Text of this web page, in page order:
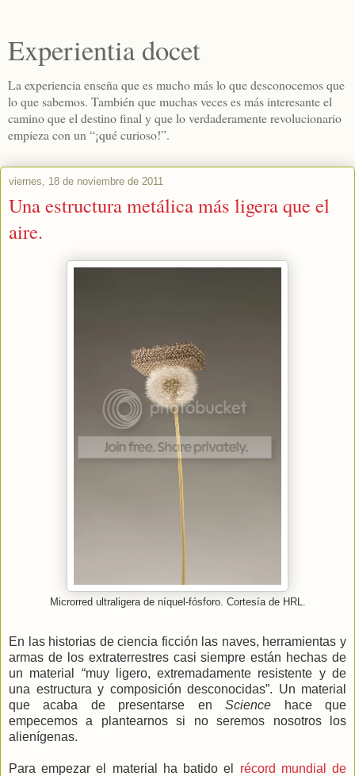
Experientia docet
La experiencia enseña que es mucho más lo que desconocemos que
lo que sabemos. También que muchas veces es más interesante el
camino que el destino final y que lo verdaderamente revolucionario
empieza con un “¡qué curioso!”.
viernes, 18 de noviembre de 2011
Una estructura metálica más ligera que el
aire.
Microrred ultraligera de níquel-fósforo. Cortesía de HRL.
En las historias de ciencia ficción las naves, herramientas y
armas de los extraterrestres casi siempre están hechas de
un material “muy ligero, extremadamente resistente y de
una estructura y composición desconocidas”. Un material
que acaba de presentarse enScience hace que
empecemos a plantearnos si no seremos nosotros los
alienígenas.
Para empezar el material ha batido el récord mundial de